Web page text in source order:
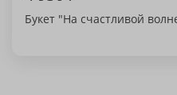
Букет "На счастливой